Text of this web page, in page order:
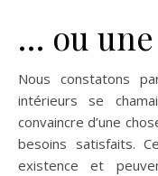
… ou
Nous constatons
intérieurs se
convaincre d’une
besoins satisfaits.
existence et